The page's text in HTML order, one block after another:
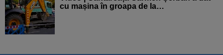
cu mașina în groapa de la…